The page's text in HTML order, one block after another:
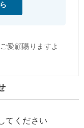
愛顧賜りますよ
てください